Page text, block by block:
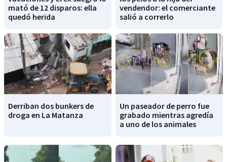
mató de 12 disparos: ella
quedó herida
vendendor: el comerciante
salió a correrlo
Derriban dos bunkers de
droga en La Matanza
Un paseador de perro fue
grabado mientras agredía
a uno de los animales